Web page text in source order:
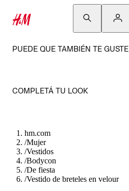
PUEDE QUE TAMBIÉN TE GUSTE
COMPLETÁ TU LOOK
hm.com
/Mujer
/Vestidos
/Bodycon
/De fiesta
/Vestido de breteles en velour